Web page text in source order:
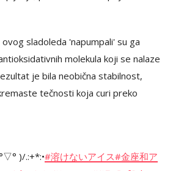
sladoleda 'napumpali' su ga
molekula koji se nalaze
je bila neobična stabilnost,
tečnosti koja curi preko
)/.:+*:•#溶けないアイス#金座和ア